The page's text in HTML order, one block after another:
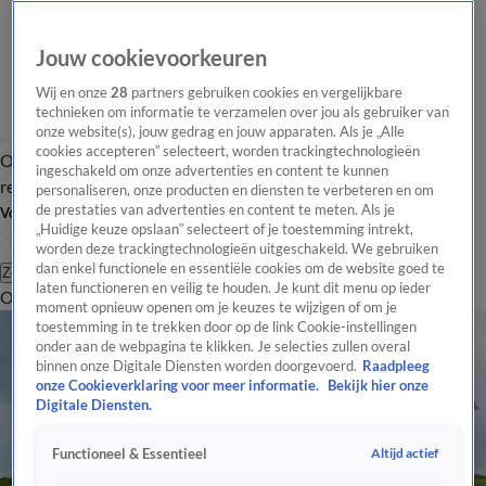
Overzicht Laatste nieuws Regionieuws Het beste van Hart
Tip de
redactie
Volg Hart van Nederland
Zoeken
OverzichtRegioUitzendingenWeerTip de redactiePanelVideo's
Jouw cookievoorkeuren
Wij en onze28 partners gebruiken cookies en vergelijkbare
technieken om informatie te verzamelen over jou als gebruiker van
onze website(s), jouw gedrag en jouw apparaten. Als je „Alle
cookies accepteren” selecteert, worden trackingtechnologieën
ingeschakeld om onze advertenties en content te kunnen
personaliseren, onze producten en diensten te verbeteren en om
de prestaties van advertenties en content te meten. Als je
„Huidige keuze opslaan” selecteert of je toestemming intrekt,
worden deze trackingtechnologieën uitgeschakeld. We gebruiken
dan enkel functionele en essentiële cookies om de website goed te
laten functioneren en veilig te houden. Je kunt dit menu op ieder
moment opnieuw openen om je keuzes te wijzigen of om je
toestemming in te trekken door op de link Cookie-instellingen
onder aan de webpagina te klikken. Je selecties zullen overal
binnen onze Digitale Diensten worden doorgevoerd. Raadpleeg
onze Cookieverklaring voor meer informatie.
Bekijk hier onze
Digitale Diensten.
Functioneel & Essentieel Altijd actief